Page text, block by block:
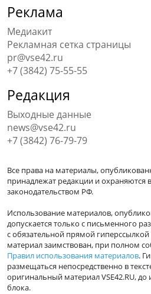
Реклама
Медиакит
Рекламная сетка страницы
pr@vse42.ru
+7 (3842) 75-55-55
Редакция
Выходные данные
news@vse42.ru
+7 (3842) 76-79-79
Все права на материалы,
принадлежат редакции и охраняются
законодательством РФ.
Использование материалов,
допускается только с письменного
с обязательной прямой гиперссылкой
материал заимствован, при полном
Правил использования материалов.
размещаться непосредственно в
оригинальный материал VSE42.RU,
блока.